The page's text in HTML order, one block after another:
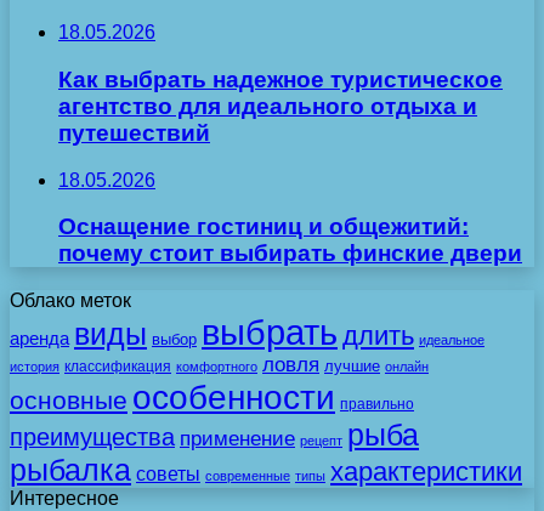
18.05.2026
Как выбрать надежное туристическое
агентство для идеального отдыха и
путешествий
18.05.2026
Оснащение гостиниц и общежитий:
почему стоит выбирать финские двери
Облако меток
аренда виды выбор выбрать длить идеальное
история классификация комфортного ловля лучшие онлайн
основные особенности правильно
преимущества применение рецепт рыба
рыбалка советы современные типы характеристики
Интересное